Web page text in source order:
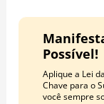
Possível!
Aplique a Lei
Chave para o
você sempre